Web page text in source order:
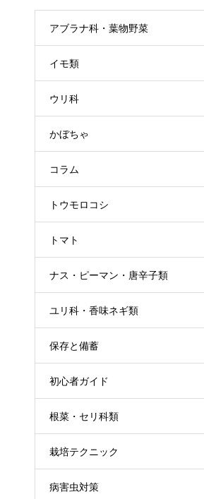
アブラナ科・葉物野菜
イモ類
ウリ科
かぼちゃ
コラム
トウモロコシ
トマト
ナス・ピーマン・唐辛子類
ユリ科・香味ネギ類
保存と備蓄
初心者ガイド
根菜・セリ科類
栽培テクニック
病害虫対策